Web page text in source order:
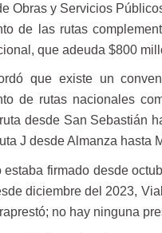
Obras y Servicios
de las rutas
que adeuda $800
que existe un
de rutas nacionales
desde San Sebastián
J desde Almanza hasta
estaba firmado desde
diciembre del 2023,
no hay ninguna